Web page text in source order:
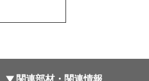
関連部材・関連情報